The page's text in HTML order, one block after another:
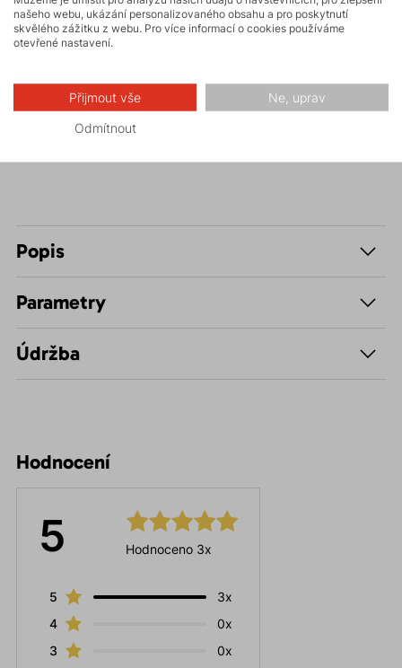
Vysokohorská
Hiking
Popis
Parametry
Údržba
Hodnocení
5 Hodnoceno 3x
5
3x
4
0x
3
0x
našeho webu, ukázání personalizovaného obsahu a pro poskytnutí
skvělého zážitku z webu. Pro více informací o cookies používáme
otevřené nastavení.
Přijmout vše Ne, uprav
Odmítnout